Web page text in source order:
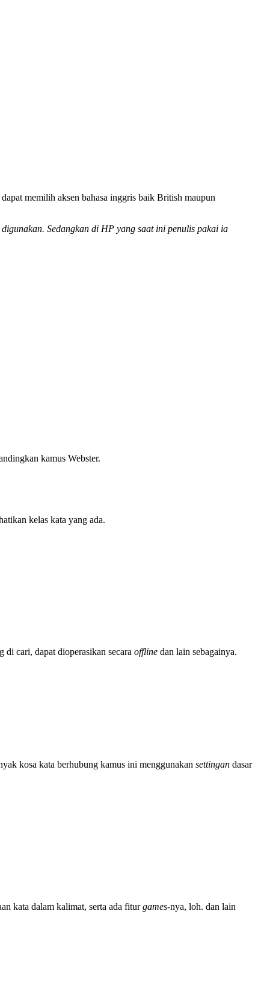
memilih aksen bahasa inggris baik British maupun
Sedangkan di HP yang saat ini penulis pakai ia
kamus Webster.
kelas kata yang ada.
di cari, dapat dioperasikan secara offline dan lain sebagainya.
kosa kata berhubung kamus ini menggunakan settingan dasar
kata dalam kalimat, serta ada fiturgames-nya, loh. dan lain